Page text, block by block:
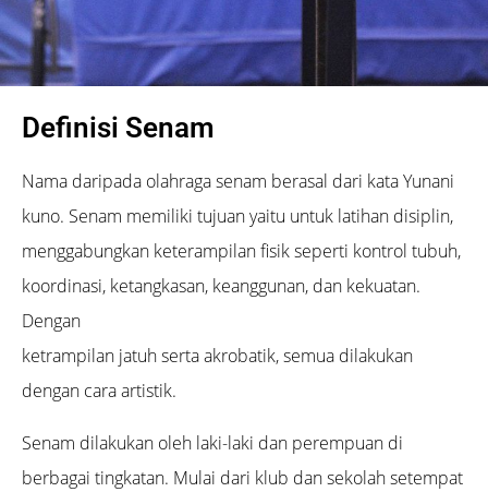
Definisi Senam
Nama daripada olahraga senam berasal dari kata Yunani
kuno. Senam memiliki tujuan yaitu untuk latihan disiplin,
menggabungkan keterampilan fisik seperti kontrol tubuh,
koordinasi, ketangkasan, keanggunan, dan kekuatan.
Dengan
ketrampilan jatuh serta akrobatik, semua dilakukan
dengan cara artistik.
Senam dilakukan oleh laki-laki dan perempuan di
berbagai tingkatan. Mulai dari klub dan sekolah setempat